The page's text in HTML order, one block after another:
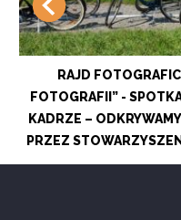
RAJD
FOTOGRAFII” -
KADRZE –
PRZEZ